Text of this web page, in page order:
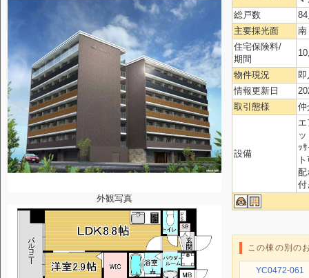
外観写真
総戸数
主要採光面
南
住宅保険料/
期間
物件現況
情報更新日
取引態様
仲
設備
ｯ
配
付
この棟の別の
YC0472-061